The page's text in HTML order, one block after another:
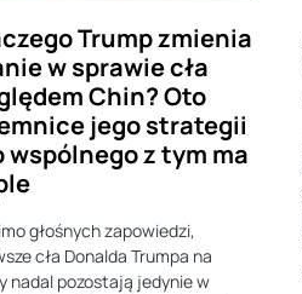
Trump zmienia
w sprawie cła
Chin? Oto
jego strategii
wspólnego z tym ma
głośnych zapowiedzi,
cła Donalda Trumpa na
nadal pozostają jedynie w